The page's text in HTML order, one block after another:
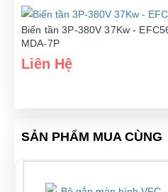
Biến tần 3P-380V 37Kw -
MDA-7P
Liên Hệ
SẢN PHẨM MUA CÙNG